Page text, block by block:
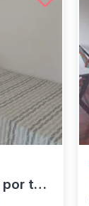
Quarto Boa Viagem por tras da escola ame...